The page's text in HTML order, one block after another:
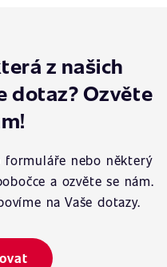
z našich
dotaz? Ozvěte
nebo některý
a ozvěte se nám.
na Vaše dotazy.